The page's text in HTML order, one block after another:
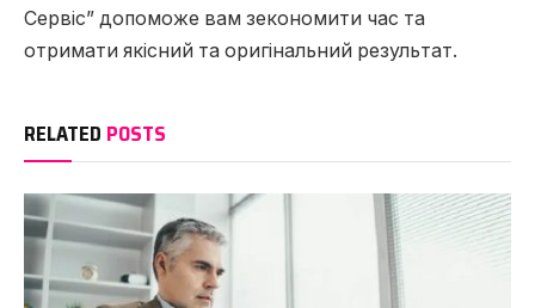
Сервіс” допоможе вам зекономити час та
отримати якісний та оригінальний результат.
RELATED POSTS